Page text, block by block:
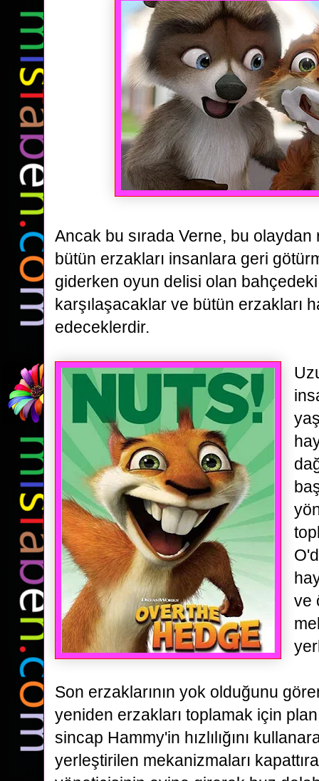
Ancak bu sırada Verne, bu olaydan
bütün erzakları insanlara geri
giderken oyun delisi olan
karşılaşacaklar ve bütün erzakları
edeceklerdir.
ve
Son erzaklarının yok olduğunu
yeniden erzakları toplamak için
sincap Hammy'in hızlılığını
yerleştirilen mekanizmaları